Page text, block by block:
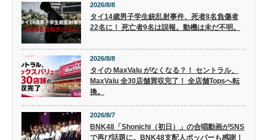
2026/8/8
タイ14歳男子学生銃乱射事件、死者8名負傷者
22名に！ 死亡者9名は誤報。動機は未だ不明。
2026/8/8
タイの MaxValu がなくなる？！ セントラル、
MaxValu 全30店舗買収完了！ 全店舗Topsへ転
換。
2026/8/7
BNK48「Shonichi（初日）」の合唱動画がSNS
で再び話題に。BNK48支配人ポッパーも感謝！